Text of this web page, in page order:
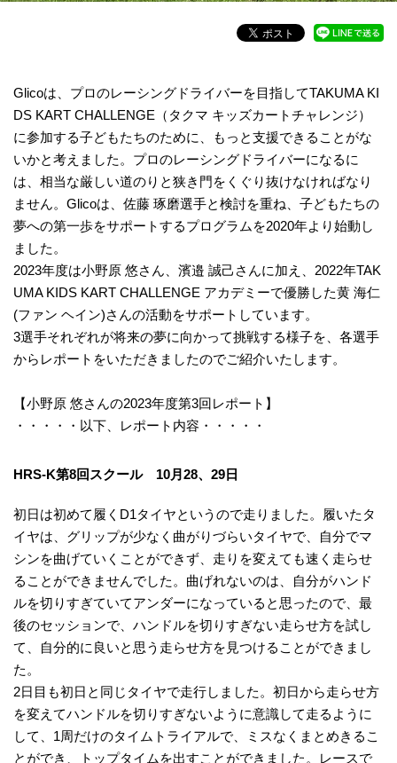
Glicoは、プロのレーシングドライバーを目指してTAKUMA KI
DS KART CHALLENGE（タクマ キッズカートチャレンジ）
に参加する子どもたちのために、もっと支援できることがな
いかと考えました。プロのレーシングドライバーになるに
は、相当な厳しい道のりと狭き門をくぐり抜けなければなり
ません。Glicoは、佐藤 琢磨選手と検討を重ね、子どもたちの
夢への第一歩をサポートするプログラムを2020年より始動し
ました。
2023年度は小野原 悠さん、濱邉 誠己さんに加え、2022年TAK
UMA KIDS KART CHALLENGE アカデミーで優勝した黄 海仁
(ファン ヘイン)さんの活動をサポートしています。
3選手それぞれが将来の夢に向かって挑戦する様子を、各選手
からレポートをいただきましたのでご紹介いたします。
【小野原 悠さんの2023年度第3回レポート】
・・・・・以下、レポート内容・・・・・
HRS-K第8回スクール 10月28、29日
初日は初めて履くD1タイヤというので走りました。履いたタ
イヤは、グリップが少なく曲がりづらいタイヤで、自分でマ
シンを曲げていくことができず、走りを変えても速く走らせ
ることができませんでした。曲げれないのは、自分がハンド
ルを切りすぎていてアンダーになっていると思ったので、最
後のセッションで、ハンドルを切りすぎない走らせ方を試し
て、自分的に良いと思う走らせ方を見つけることができまし
た。
2日目も初日と同じタイヤで走行しました。初日から走らせ方
を変えてハンドルを切りすぎないように意識して走るように
して、1周だけのタイムトライアルで、ミスなくまとめきるこ
とができ、トップタイムを出すことができました。レースで